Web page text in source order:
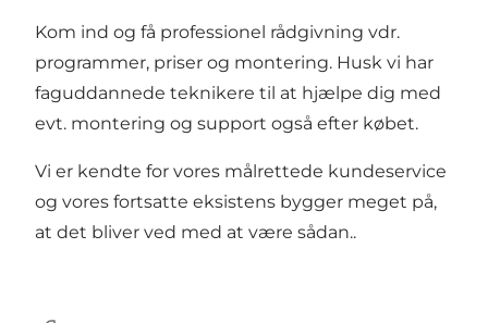
Kom ind og få professionel rådgivning vdr.
programmer, priser og montering. Husk vi har
faguddannede teknikere til at hjælpe dig med
evt. montering og support også efter købet.
Vi er kendte for vores målrettede kundeservice
og vores fortsatte eksistens bygger meget på,
at det bliver ved med at være sådan..